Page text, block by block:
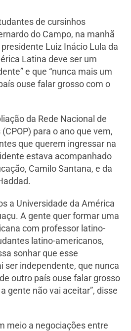
de cursinhos
do Campo, na manhã
Luiz Inácio Lula da
Latina deve ser um
e que “nunca mais um
ouse falar grosso com o
da Rede Nacional de
para o ano que vem,
que querem ingressar na
estava acompanhado
Camilo Santana, e da
a Universidade da América
A gente quer formar uma
com professor latino-
latino-americanos,
sonhar que esse
ser independente, que nunca
outro país ouse falar grosso
gente não vai aceitar”, disse
meio a negociações entre